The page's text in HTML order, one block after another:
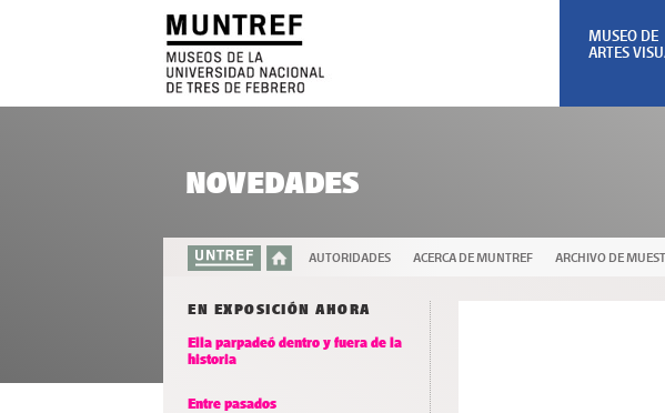
AUTORIDADES ACERCA DE MUNTREF ARCHIVO DE
NOVEDADES
EN EXPOSICIÓN AHORA
Ella parpadeó dentro y fuera de la
historia
Entre pasados
MUSEO DE
ARTES